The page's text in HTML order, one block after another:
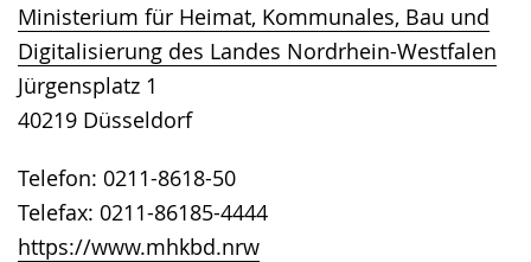
Ministerium für Heimat, Kommunales, Bau und
Digitalisierung des Landes Nordrhein-Westfalen
Jürgensplatz 1
40219 Düsseldorf
Telefon: 0211-8618-50
Telefax: 0211-86185-4444
https://www.mhkbd.nrw
wechseln.
Deutscher
Gebärdensprache
wird
angezeigt.